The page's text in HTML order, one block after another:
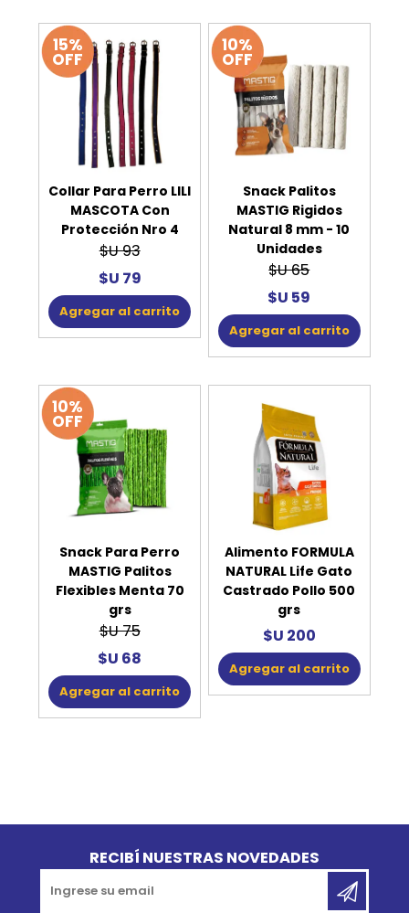
15%
OFF
Collar Para Perro LILI
MASCOTA Con
Protección Nro 4
$U 93
$U 79
Agregar al carrito
10%
OFF
Snack Palitos
MASTIG Rigidos
Natural 8 mm - 10
Unidades
$U 65
$U 59
Agregar al carrito
10%
OFF
Snack Para Perro
MASTIG Palitos
Flexibles Menta 70
grs
$U 75
$U 68
Agregar al carrito
Alimento FORMULA
NATURAL Life Gato
Castrado Pollo 500
grs
$U 200
Agregar al carrito
RECIBÍ NUESTRAS NOVEDADES